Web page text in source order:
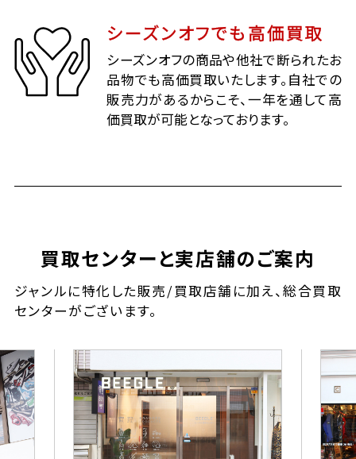
シーズンオフでも高価買取
シーズンオフの商品や他社で断られたお
品物でも高価買取いたします。自社での
販売力があるからこそ、一年を通して高
価買取が可能となっております。
買取センターと実店舗のご案内
ジャンルに特化した販売/買取店舗に加え、総合買取
センターがございます。